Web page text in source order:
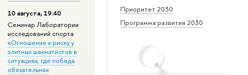
Приоритет 2030
Программа развития 2030
10 августа, 19:40
Семинар Лаборатории
исследований спорта
«Отношение к риску у
элитных шахматистов в
ситуациях, где победа
обязательна»